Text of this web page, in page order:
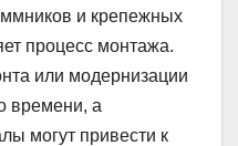
и крепежных
процесс монтажа.
или модернизации
времени, а
могут привести к